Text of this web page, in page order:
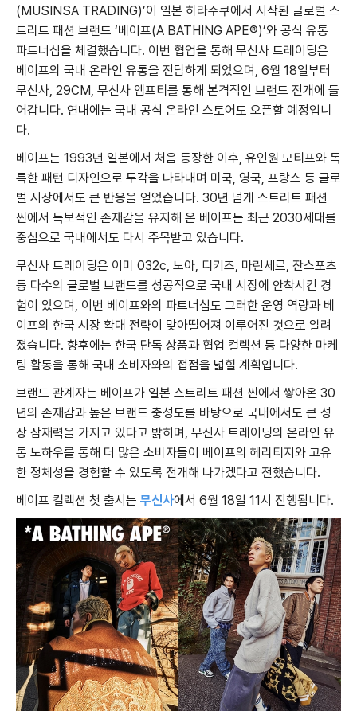
(MUSINSA TRADING)’이 일본 하라주쿠에서 시작된 글로벌 스
트리트 패션 브랜드 ‘베이프(A BATHING APE®)’와 공식 유통
파트너십을 체결했습니다. 이번 협업을 통해 무신사 트레이딩은
베이프의 국내 온라인 유통을 전담하게 되었으며, 6월 18일부터
무신사, 29CM, 무신사 엠프티를 통해 본격적인 브랜드 전개에 들
어갑니다. 연내에는 국내 공식 온라인 스토어도 오픈할 예정입니
다.
베이프는 1993년 일본에서 처음 등장한 이후, 유인원 모티프와 독
특한 패턴 디자인으로 두각을 나타내며 미국, 영국, 프랑스 등 글로
벌 시장에서도 큰 반응을 얻었습니다. 30년 넘게 스트리트 패션
씬에서 독보적인 존재감을 유지해 온 베이프는 최근 2030세대를
중심으로 국내에서도 다시 주목받고 있습니다.
무신사 트레이딩은 이미 032c, 노아, 디키즈, 마린세르, 잔스포츠
등 다수의 글로벌 브랜드를 성공적으로 국내 시장에 안착시킨 경
험이 있으며, 이번 베이프와의 파트너십도 그러한 운영 역량과 베
이프의 한국 시장 확대 전략이 맞아떨어져 이루어진 것으로 알려
졌습니다. 향후에는 한국 단독 상품과 협업 컬렉션 등 다양한 마케
팅 활동을 통해 국내 소비자와의 접점을 넓힐 계획입니다.
브랜드 관계자는 베이프가 일본 스트리트 패션 씬에서 쌓아온 30
년의 존재감과 높은 브랜드 충성도를 바탕으로 국내에서도 큰 성
장 잠재력을 가지고 있다고 밝히며, 무신사 트레이딩의 온라인 유
통 노하우를 통해 더 많은 소비자들이 베이프의 헤리티지와 고유
한 정체성을 경험할 수 있도록 전개해 나가겠다고 전했습니다.
베이프 컬렉션 첫 출시는 무신사에서 6월 18일 11시 진행됩니다.